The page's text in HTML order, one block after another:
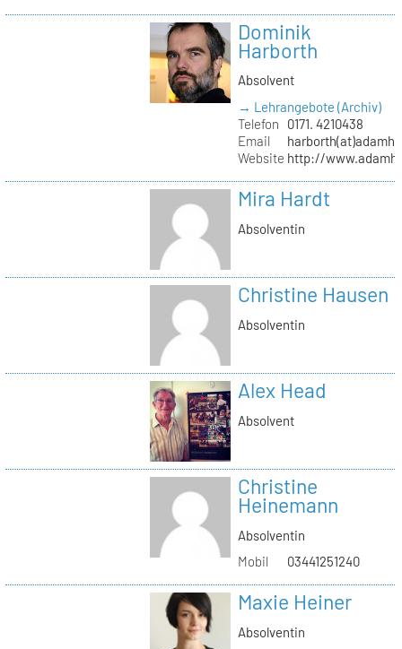
Dominik
Harborth
Absolvent
→ Lehrangebote (Archiv)
Telefon
0171. 4210438
Email
Website http://
Mira Hardt
Absolventin
Christine Hausen
Absolventin
Alex Head
Absolvent
Christine
Heinemann
Absolventin
Mobil
03441251240
Maxie Heiner
Absolventin